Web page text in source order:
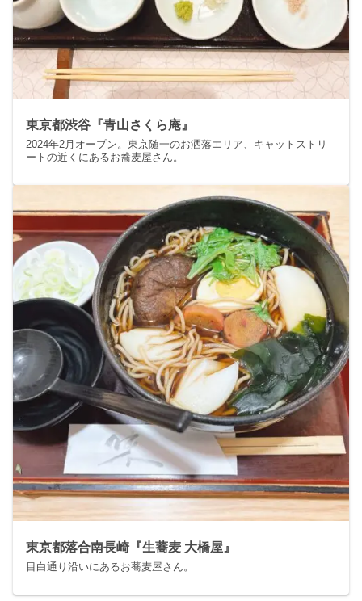
東京都渋谷『青山さくら庵』
2024年2月オープン。東京随一のお洒落エリア、キャットストリ
ートの近くにあるお蕎麦屋さん。
東京都落合南長崎『生蕎麦 大橋屋』
目白通り沿いにあるお蕎麦屋さん。